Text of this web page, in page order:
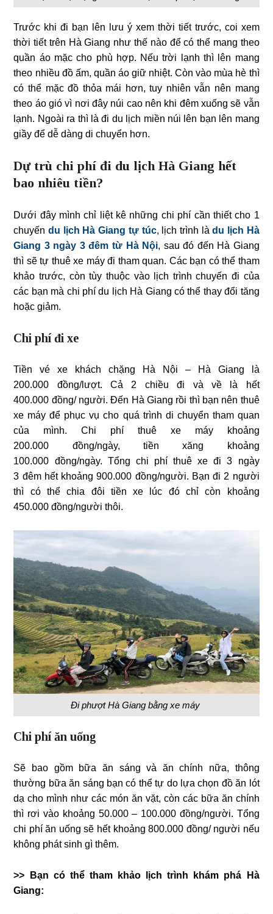
Trước khi đi bạn lên lưu ý xem thời tiết trước, coi xem
thời tiết trên Hà Giang như thế nào để có thể mang theo
quần áo mặc cho phù hợp. Nếu trời lạnh thì lên mang
theo nhiều đồ ấm, quần áo giữ nhiệt. Còn vào mùa hè thì
có thể mặc đồ thỏa mái hơn, tuy nhiên vẫn nên mang
theo áo gió vì nơi đây núi cao nên khi đêm xuống sẽ vẫn
lạnh. Ngoài ra thì là đi du lịch miền núi lên bạn lên mang
giầy để dễ dàng di chuyển hơn.
Dự trù chi phí đi du lịch Hà Giang hết
bao nhiêu tiền?
Dưới đây mình chỉ liệt kê những chi phí cần thiết cho 1
chuyếndu lịch Hà Giang tự túc, lịch trình làdu lịch Hà
Giang 3 ngày 3 đêm từ Hà Nội, sau đó đến Hà Giang
thì sẽ tự thuê xe máy đi tham quan. Các bạn có thể tham
khảo trước, còn tùy thuộc vào lịch trình chuyến đi của
các bạn mà chi phí du lịch Hà Giang có thể thay đổi tăng
hoặc giảm.
Chi phí đi xe
Tiền vé xe khách chặng Hà Nội – Hà Giang là
200.000 đồng/lượt. Cả 2 chiều đi và về là hết
400.000 đồng/ người. Đến Hà Giang rồi thì bạn nên thuê
xe máy để phục vụ cho quá trình di chuyển tham quan
của mình. Chi phí thuê xe máy khoảng
200.000 đồng/ngày, tiền xăng khoảng
100.000 đồng/ngày. Tổng chi phí thuê xe đi 3 ngày
3 đêm hết khoảng 900.000 đồng/người. Bạn đi 2 người
thì có thể chia đôi tiền xe lúc đó chỉ còn khoảng
450.000 đồng/người thôi.
Đi phượt Hà Giang bằng xe máy
Chi phí ăn uống
Sẽ bao gồm bữa ăn sáng và ăn chính nữa, thông
thường bữa ăn sáng bạn có thể tự do lựa chọn đồ ăn lót
dạ cho mình như các món ăn vặt, còn các bữa ăn chính
thì rơi vào khoảng 50.000 – 100.000 đồng/người. Tổng
chi phí ăn uống sẽ hết khoảng 800.000 đồng/ người nếu
không phát sinh gì thêm.
>> Bạn có thể tham khảo lịch trình khám phá Hà
Giang: